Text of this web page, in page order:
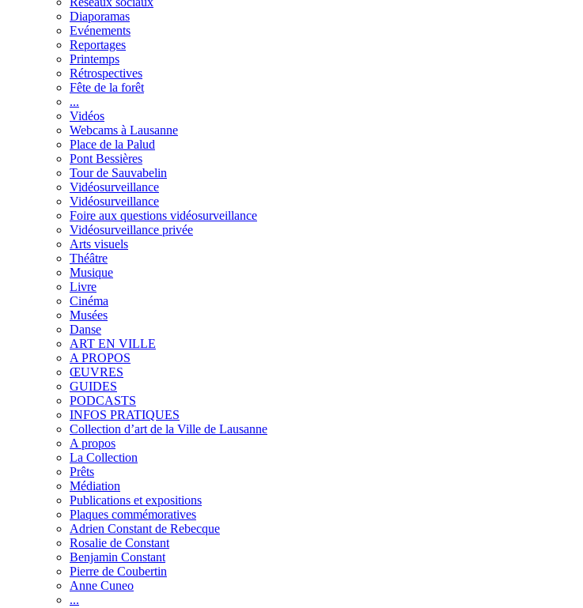
Diaporamas
Evénements
Reportages
Printemps
Rétrospectives
Fête de la forêt
...
Vidéos
Webcams à Lausanne
Place de la Palud
Pont Bessières
Tour de Sauvabelin
Vidéosurveillance
Vidéosurveillance
Foire aux questions vidéosurveillance
Vidéosurveillance privée
Arts visuels
Théâtre
Musique
Livre
Cinéma
Musées
Danse
ART EN VILLE
A PROPOS
ŒUVRES
GUIDES
PODCASTS
INFOS PRATIQUES
Collection d’art de la Ville de Lausanne
A propos
La Collection
Prêts
Médiation
Publications et expositions
Plaques commémoratives
Adrien Constant de Rebecque
Rosalie de Constant
Benjamin Constant
Pierre de Coubertin
Anne Cuneo
...